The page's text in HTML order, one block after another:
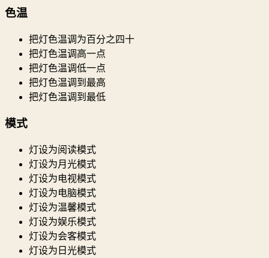
色温
把灯色温调为百分之四十
把灯色温调高一点
把灯色温调低一点
把灯色温调到最高
把灯色温调到最低
模式
灯设为阅读模式
灯设为月光模式
灯设为电视模式
灯设为电脑模式
灯设为温馨模式
灯设为娱乐模式
灯设为会客模式
灯设为日光模式